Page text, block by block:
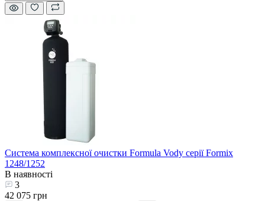
Система комплексної очистки Formula Vody серії Formix
1248/1252
В наявності
3
42 075 грн